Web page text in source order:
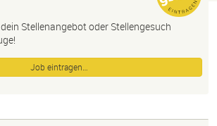
Stellenangebot oder Stellengesuch
Job eintragen…